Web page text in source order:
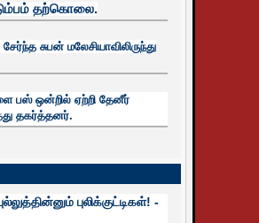
தற்கொலை.
சுபன் மலேசியாவிலிருந்து
பஸ் ஒன்றில் ஏற்றி தேனீர்
தகர்த்தனர்.
புலிக்குட்டிகள்! -